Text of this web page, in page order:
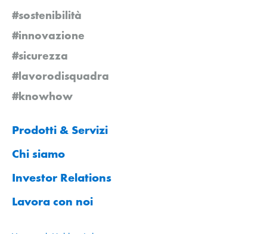
#sostenibilità
#innovazione
#sicurezza
#lavorodisquadra
#knowhow
Prodotti & Servizi
Chi siamo
Investor Relations
Lavora con noi